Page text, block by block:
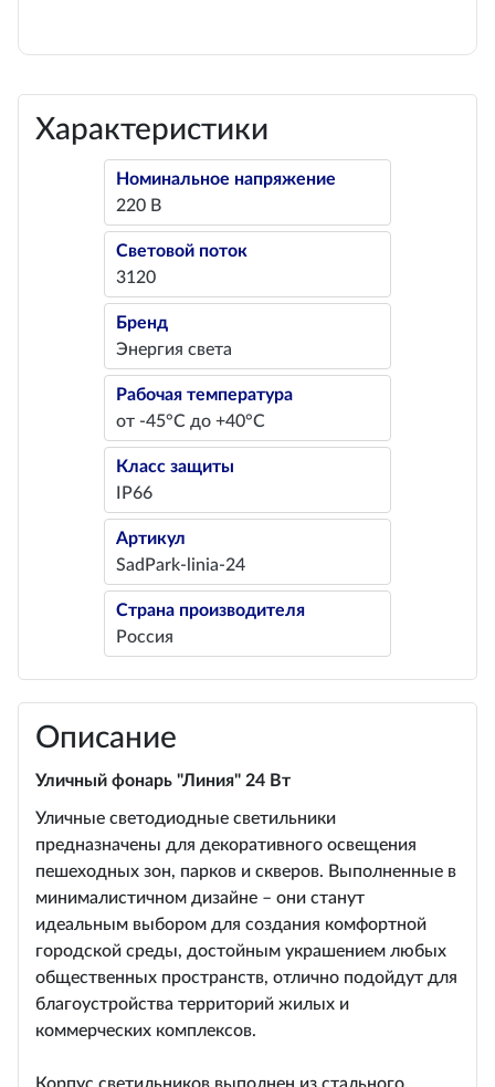
Характеристики
Номинальное напряжение
220 В
Световой поток
3120
Бренд
Энергия света
Рабочая температура
от -45°С до +40°С
Класс защиты
IP66
Артикул
SadPark-linia-24
Страна производителя
Россия
Описание
Уличный фонарь "Линия" 24 Вт
Уличные светодиодные светильники
предназначены для декоративного освещения
пешеходных зон, парков и скверов. Выполненные в
минималистичном дизайне – они станут
идеальным выбором для создания комфортной
городской среды, достойным украшением любых
общественных пространств, отлично подойдут для
благоустройства территорий жилых и
коммерческих комплексов.